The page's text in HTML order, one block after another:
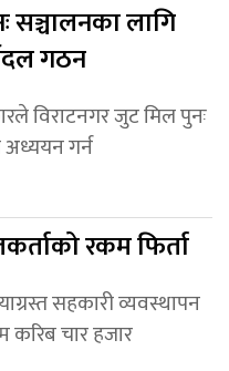
सञ्चालनका लागि
गठन
विराटनगर जुट मिल पुनः
गर्न
रकम फिर्ता
सहकारी व्यवस्थापन
करिब चार हजार